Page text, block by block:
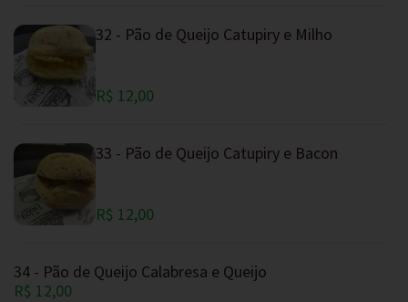
32 - Pão de Queijo Catupiry e Milho
R$ 12,00
33 - Pão de Queijo Catupiry e Bacon
R$ 12,00
34 - Pão de Queijo Calabresa e Queijo
R$ 12,00